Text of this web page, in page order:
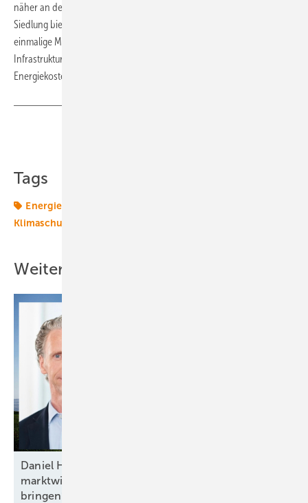
näher an der Stadt bauen“, führt Melanie Römermann aus. Die
Siedlung bietet somit Eigentümern wie Lars Stemme eine nahezu
einmalige Möglichkeit, das Wohnen in Stadtnähe und eine dichte
Infrastruktur mit ökologischem Bewusstsein und niedrigen
Energiekosten zu verbinden. ( Christoph Bayer)
Tags
Energiemarkt
Klimaschutz
Weitere Inhalte
Daniel Hölder von Baywa RE: „Mehr Flexibilität und
marktwirtschaftliche Anreize ins Energiesystem
bringen“